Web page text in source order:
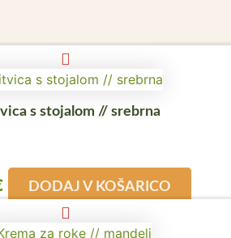
s stojalom // srebrna
DODAJ V KOŠARICO